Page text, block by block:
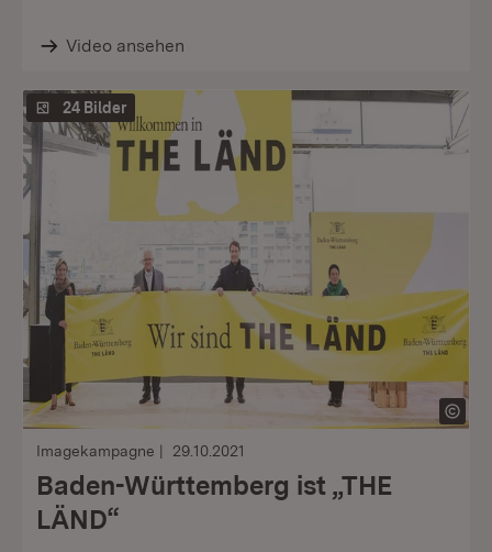
Video ansehen
24 Bilder
Imagekampagne 29.10.2021
Baden-Württemberg ist „THE
LÄND“